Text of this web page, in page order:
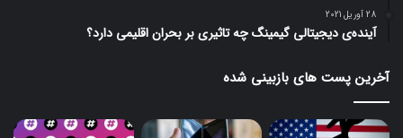
28 آوریل 2021
آینده‌ی دیجیتالی گیمینگ چه تاثیری بر بحران اقلیمی دارد؟
آخرین پست های بازبینی شده